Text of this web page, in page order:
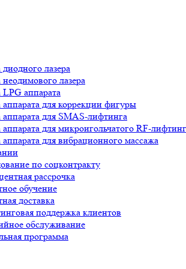
лазера
лазера
аппарата
для коррекции фигуры
для SMAS-лифтинга
для микроигольчатого RF-
для вибрационного массажа
по соцконтракту
рассрочка
обучение
доставка
поддержка клиентов
обслуживание
программа